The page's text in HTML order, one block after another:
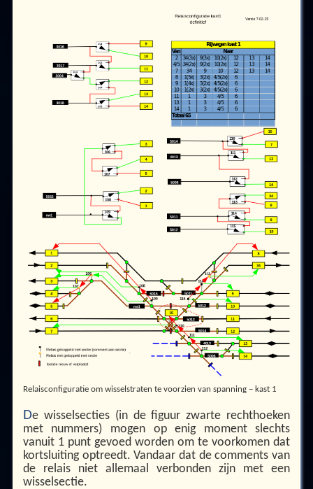
Relaisconfiguratie om wisselstraten te voorzien van spanning – kast 1
De wisselsecties (in de figuur zwarte rechthoeken
met nummers) mogen op enig moment slechts
vanuit 1 punt gevoed worden om te voorkomen dat
kortsluiting optreedt. Vandaar dat de comments van
de relais niet allemaal verbonden zijn met een
wisselsectie.